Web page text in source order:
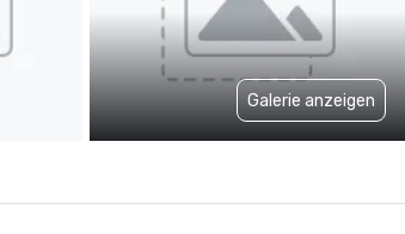
Galerie anzeigen